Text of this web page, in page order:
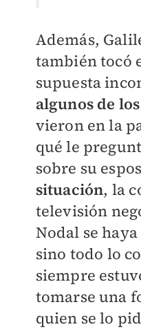
Además,
también tocó
supuesta
algunos de
vieron en la
qué le
sobre su
situación, la
televisión
Nodal se
sino todo lo
siempre
tomarse una
quien se lo